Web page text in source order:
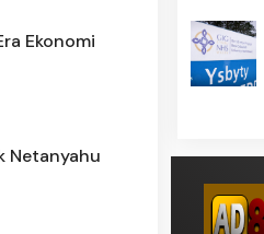
Ekonomi
Netanyahu